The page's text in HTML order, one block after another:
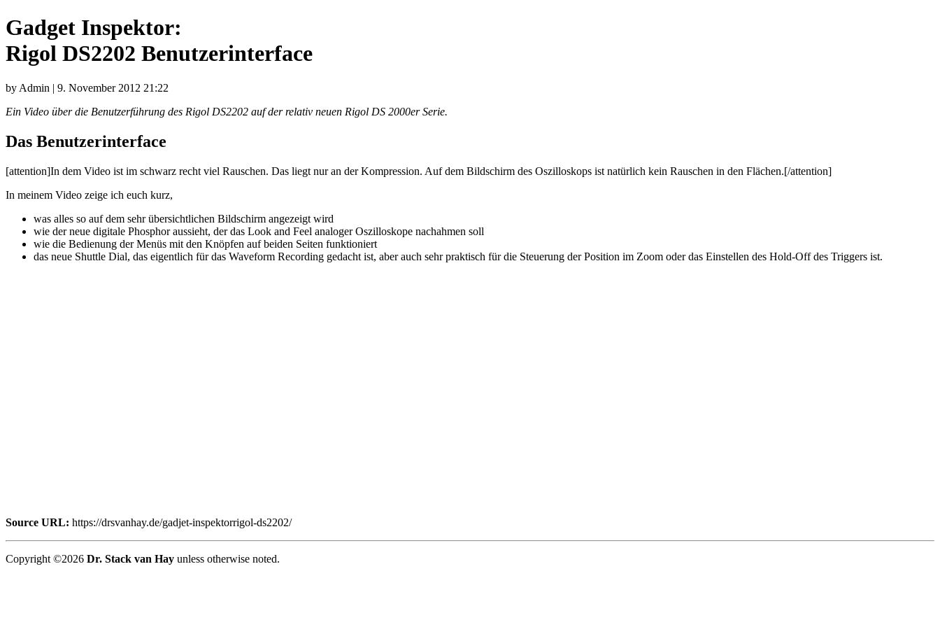
Gadget Inspektor:
Rigol DS2202 Benutzerinterface
by Admin | 9. November 2012 21:22
Ein Video über die Benutzerführung des Rigol DS2202 auf der relativ neuen Rigol DS 2000er Serie.
Das Benutzerinterface
[attention]In dem Video ist im schwarz recht viel Rauschen. Das liegt nur an der Kompression. Auf dem Bildschirm des Oszilloskops ist natürlich kein Rauschen in den Flächen.[/attention]
In meinem Video zeige ich euch kurz,
was alles so auf dem sehr übersichtlichen Bildschirm angezeigt wird
wie der neue digitale Phosphor aussieht, der das Look and Feel analoger Oszilloskope nachahmen soll
wie die Bedienung der Menüs mit den Knöpfen auf beiden Seiten funktioniert
das neue Shuttle Dial, das eigentlich für das Waveform Recording gedacht ist, aber auch sehr praktisch für die Steuerung der Position im Zoom oder das Einstellen des Hold-Off des Triggers ist.
Source URL: https://drsvanhay.de/gadjet-inspektorrigol-ds2202/
Copyright ©2026 Dr. Stack van Hay unless otherwise noted.